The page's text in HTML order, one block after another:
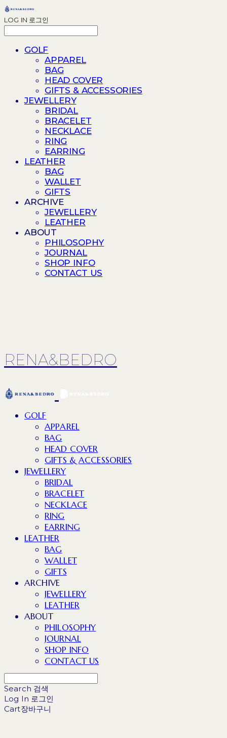
LOG IN 로그인
GOLF
APPAREL
BAG
HEAD COVER
GIFTS & ACCESSORIES
JEWELLERY
BRIDAL
BRACELET
NECKLACE
RING
EARRING
LEATHER
BAG
WALLET
GIFTS
ARCHIVE
JEWELLERY
LEATHER
ABOUT
PHILOSOPHY
JOURNAL
SHOP INFO
CONTACT US
RENA&BEDRO
GOLF
APPAREL
BAG
HEAD COVER
GIFTS & ACCESSORIES
JEWELLERY
BRIDAL
BRACELET
NECKLACE
RING
EARRING
LEATHER
BAG
WALLET
GIFTS
ARCHIVE
JEWELLERY
LEATHER
ABOUT
PHILOSOPHY
JOURNAL
SHOP INFO
CONTACT US
Search 검색
Log In 로그인
Cart장바구니